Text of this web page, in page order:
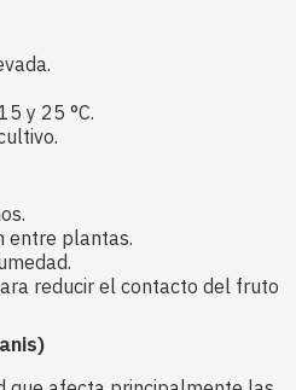
y 25 °C.
entre plantas.
reducir el contacto del fruto